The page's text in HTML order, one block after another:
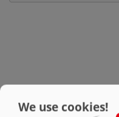
We use cookies!